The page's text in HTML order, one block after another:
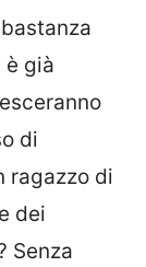
è già
di
ragazzo di
dei
Senza